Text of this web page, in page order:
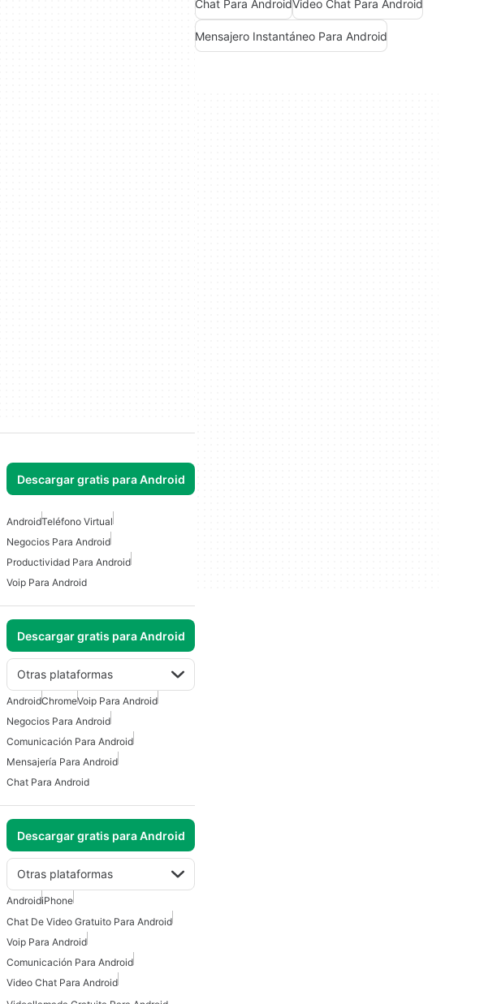
Descargar gratis para Android
AndroidTeléfono Virtual
Negocios Para Android
Productividad Para Android
Voip Para Android
Descargar gratis para Android
Otras plataformas
AndroidChromeVoip Para Android
Negocios Para Android
Comunicación Para Android
Mensajería Para Android
Chat Para Android
Descargar gratis para Android
Otras plataformas
AndroidiPhone
Chat De Video Gratuito Para Android
Voip Para Android
Comunicación Para Android
Video Chat Para Android
Chat Para AndroidVideo Chat Para Android
Mensajero Instantáneo Para Android